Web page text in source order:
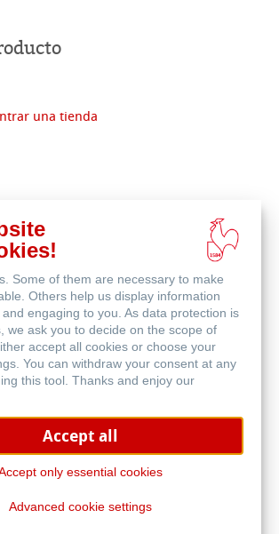
una tienda
Some of them are necessary to make
Others help us display information
engaging to you. As data protection is
we ask you to decide on the scope of
accept all cookies or choose your
You can withdraw your consent at any
this tool. Thanks and enjoy our
Accept all
only essential cookies
Advanced cookie settings